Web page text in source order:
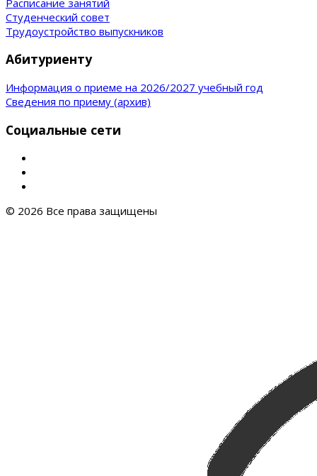
Студенческий совет
Трудоустройство выпускников
Абитуриенту
Информация о приеме на 2026/2027 учебный год
Сведения по приему (архив)
Социальные сети
© 2026 Все права защищены